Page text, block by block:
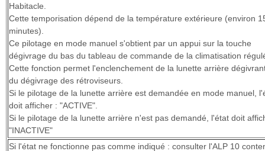
Habitacle.
Cette temporisation dépend de la température extérieure (environ
minutes).
Ce pilotage en mode manuel s'obtient par un appui sur la touche
dégivrage du bas du tableau de commande de la climatisation
Cette fonction permet l'enclenchement de la lunette arrière
du dégivrage des rétroviseurs.
Si le pilotage de la lunette arrière est demandée en mode manuel,
doit afficher : "ACTIVE".
Si le pilotage de la lunette arrière n'est pas demandé, l'état doit
"INACTIVE"
Si l'état ne fonctionne pas comme indiqué : consulter l'ALP 10